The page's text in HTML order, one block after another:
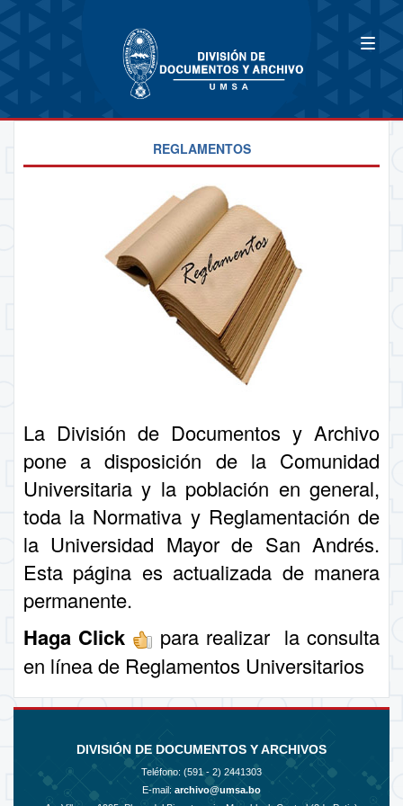
REGLAMENTOS
La División de Documentos y Archivo
pone a disposición de la Comunidad
Universitaria y la población en general,
toda la Normativa y Reglamentación de
la Universidad Mayor de San Andrés.
Esta página es actualizada de manera
permanente.
Haga Click
para realizar la consulta
en línea de Reglamentos Universitarios
DIVISIÓN DE DOCUMENTOS Y ARCHIVOS
Teléfono: (591 - 2) 2441303
E-mail: archivo@umsa.bo